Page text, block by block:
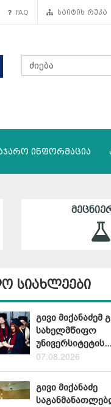
FAQ საიტის რუკა
ინფორმაცია
სიახლეები
გივი მიქანაძემ
სახელმწიფო
უნივერსიტეტის...
07.08.2026
გივი მიქანაძე